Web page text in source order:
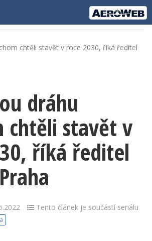
chtěli stavět v roce 2030, říká ředitel
dráhu
chtěli stavět v
říká ředitel
Tento článek je součástí seriálu